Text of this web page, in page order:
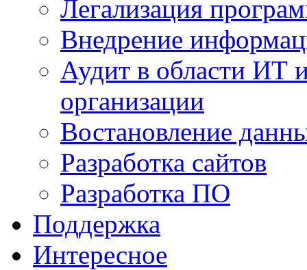
Легализация
Внедрение
Аудит в области ИТ
организации
Востановление
Разработка сайтов
Разработка ПО
Поддержка
Интересное